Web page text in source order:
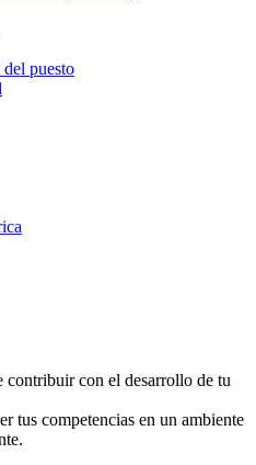
puesto
con el desarrollo de tu
tus competencias en un ambiente